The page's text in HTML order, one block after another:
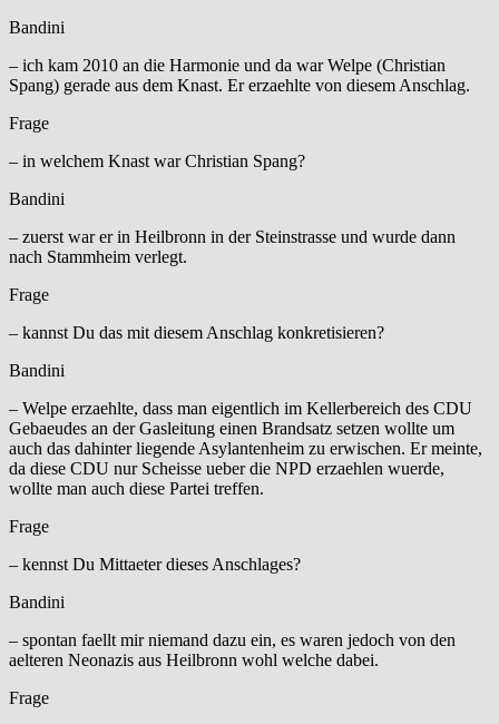
Bandini
– ich kam 2010 an die Harmonie und da war Welpe (Christian
Spang) gerade aus dem Knast. Er erzaehlte von diesem Anschlag.
Frage
– in welchem Knast war Christian Spang?
Bandini
– zuerst war er in Heilbronn in der Steinstrasse und wurde dann
nach Stammheim verlegt.
Frage
– kannst Du das mit diesem Anschlag konkretisieren?
Bandini
– Welpe erzaehlte, dass man eigentlich im Kellerbereich des CDU
Gebaeudes an der Gasleitung einen Brandsatz setzen wollte um
auch das dahinter liegende Asylantenheim zu erwischen. Er meinte,
da diese CDU nur Scheisse ueber die NPD erzaehlen wuerde,
wollte man auch diese Partei treffen.
Frage
– kennst Du Mittaeter dieses Anschlages?
Bandini
– spontan faellt mir niemand dazu ein, es waren jedoch von den
aelteren Neonazis aus Heilbronn wohl welche dabei.
Frage